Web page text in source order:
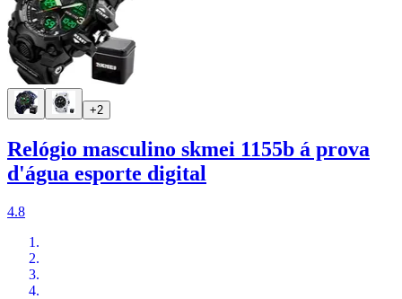
+2
Relógio masculino skmei 1155b á prova
d'água esporte digital
4.8